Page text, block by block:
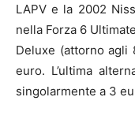
LAPV e la 2002
nella Forza 6
Deluxe (attorno agli
euro. L’ultima
singolarmente a 3